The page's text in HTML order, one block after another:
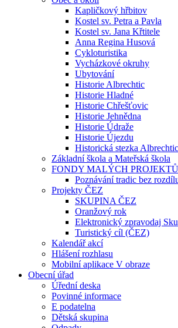
Kapličkový hřbitov
Kostel sv. Petra a Pavla
Kostel sv. Jana Křtitele
Anna Regina Husová
Cykloturistika
Vycházkové okruhy
Ubytování
Historie Albrechtic
Historie Hladné
Historie Chřešťovic
Historie Jehnědna
Historie Údraže
Historie Újezdu
Historická stezka
Základní škola a Mateřská škola
FONDY MALÝCH
Poznávání tradic bez
Projekty ČEZ
SKUPINA ČEZ
Oranžový rok
Elektronický zpravodaj
Turistický cíl (ČEZ)
Kalendář akcí
Hlášení rozhlasu
Mobilní aplikace V obraze
Obecní úřad
Úřední deska
Povinné informace
E podatelna
Dětská skupina